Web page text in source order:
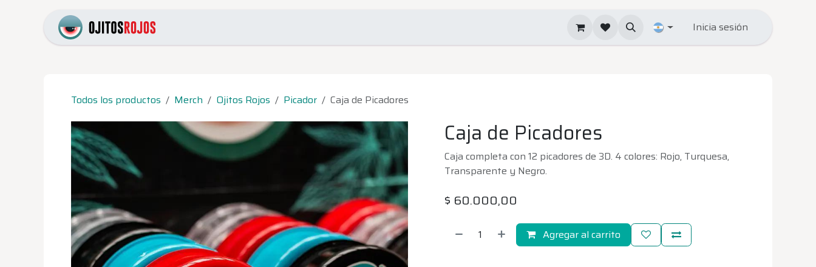
Inicia sesión
Todos los productos Merch Ojitos Rojos Picador Caja de Picadores
Caja de Picadores
Caja completa con 12 picadores de 3D. 4 colores: Rojo, Turquesa,
Transparente y Negro.
$ 60.000,00
Agregar al carrito